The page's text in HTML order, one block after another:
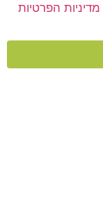
מדיניות הפרטיות